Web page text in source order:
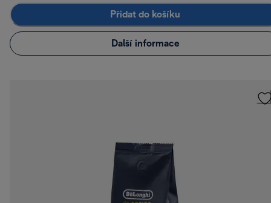
Přidat do košíku
Další informace